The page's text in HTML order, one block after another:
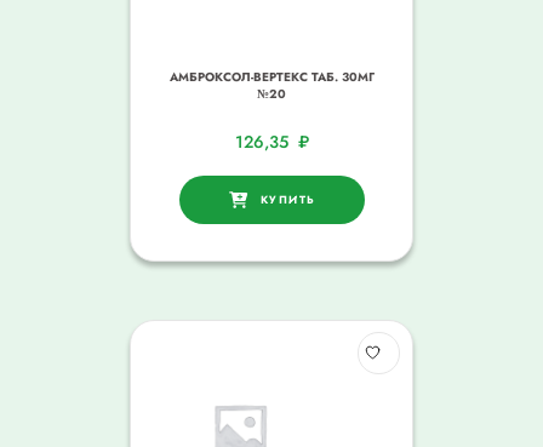
АМБРОКСОЛ-ВЕРТЕКС ТАБ. 30МГ
№20
126,35 ₽
КУПИТЬ